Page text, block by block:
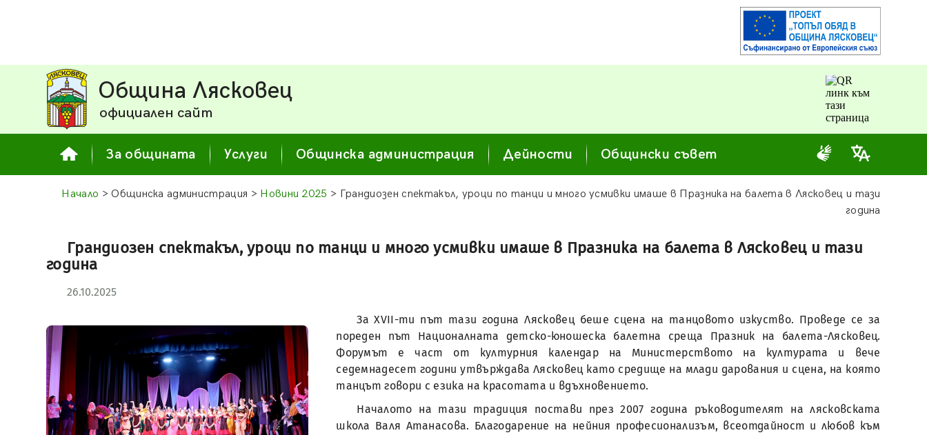
Община Лясковец
официален сайт
За общината Услуги Общинска администрация Дейности Общински съвет
Начало > Общинска администрация > Новини 2025 > Грандиозен спектакъл, уроци по танци и много усмивки имаше в Празника на балета в Лясковец и тази
година
Грандиозен спектакъл, уроци по танци и много усмивки имаше в Празника на балета в Лясковец и тази
година
26.10.2025
За XVII-ти път тази година Лясковец беше сцена на танцовото изкуство. Проведе се за
пореден път Националната детско-юношеска балетна среща Празник на балета-Лясковец.
Форумът е част от културния календар на Министерството на културата и вече
седемнадесет години утвърждава Лясковец като средище на млади дарования и сцена, на която
танцът говори с езика на красотата и вдъхновението.
Началото на тази традиция постави през 2007 година ръководителят на лясковската
школа Валя Атанасова. Благодарение на нейния професионализъм, всеотдайност и любов към